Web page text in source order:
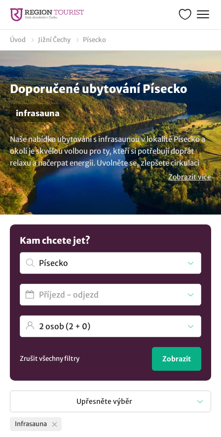
Úvod Jižní Čechy Písecko
Doporučené ubytování Písecko
infrasauna
Naše nabídka ubytování s infrasaunou v lokalitě Písecko a
okolí je skvělou volbou pro ty, kteří si potřebují dopřát
relaxu a načerpat energii. Uvolněte se, zlepšete cirkulaci
krve a dopřejte si okamžiky vnitřního klidu. Ponořte se do
světa relaxace a revitalizace v infrasauně. Výtečné pro vaše
zdraví. Potřebujete více možností? Prohlédněte si více
ubytování v lokalitě Písecko
Zobrazit více
Kam chcete jet?
Zrušit všechny filtry Zobrazit
Upřesněte výběr
Infrasauna